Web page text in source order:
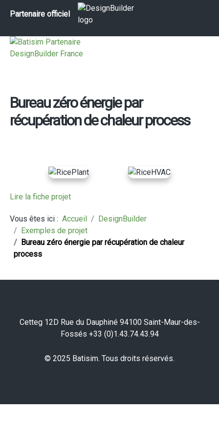
Partenaire officiel
Bureau zéro énergie par
récupération de chaleur process
Lire la fiche projet
Vous êtes ici : Accueil
DesignBuilder
Exemples de projet
Bureau zéro énergie par récupération de chaleur
process
Cetteg 12D Rue du Dauphiné 94100 Saint-Maur-des-
Fossés +33 (0)1.43.74.43.94
© 2025 Batisim. Tous droits réservés.